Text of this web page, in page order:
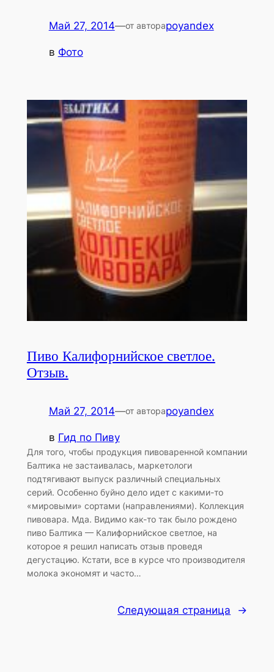
Май 27, 2014—от автораpoyandex
в Фото
Пиво Калифорнийское светлое.
Отзыв.
Май 27, 2014—от автораpoyandex
в Гид по Пиву
Для того, чтобы продукция пивоваренной компании
Балтика не застаивалась, маркетологи
подтягивают выпуск различный специальных
серий. Особенно буйно дело идет с какими-то
«мировыми» сортами (направлениями). Коллекция
пивовара. Мда. Видимо как-то так было рождено
пиво Балтика — Калифорнийское светлое, на
которое я решил написать отзыв проведя
дегустацию. Кстати, все в курсе что производителя
молока экономят и часто…
Следующая страница →